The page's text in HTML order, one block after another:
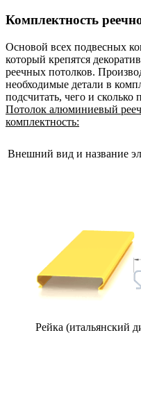
Комплектность
Основой всех подвесных
который крепятся
реечных потолков.
необходимые детали в
подсчитать, чего и сколько
Потолок алюминиевый
комплектность:
Внешний вид и название
Рейка (итальянский